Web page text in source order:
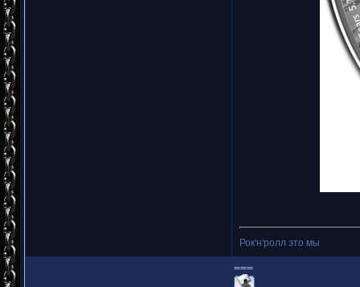
Рок'н'ролл это мы
===